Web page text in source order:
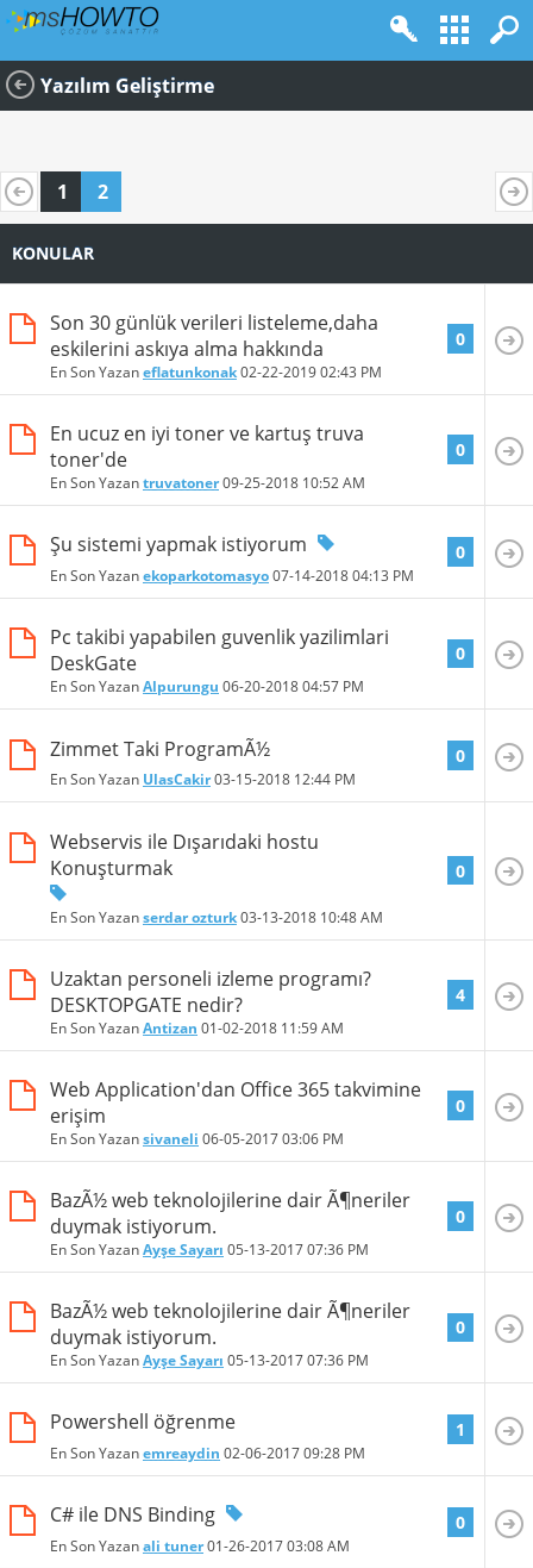
Yazılım Geliştirme
1 2
KONULAR
Son 30 günlük verileri listeleme,daha
eskilerini askıya alma hakkında
En Son Yazaneflatunkonak02-22-201902:43 PM
0
En ucuz en iyi toner ve kartuş truva
toner'de
En Son Yazantruvatoner09-25-2018 10:52 AM
0
Şu sistemi yapmak istiyorum
En Son Yazanekoparkotomasyo07-14-201804:13 PM
0
Pc takibi yapabilen guvenlik yazilimlari
DeskGate
En Son YazanAlpurungu 06-20-201804:57 PM
0
Zimmet Taki ProgramÃ½
En Son Yazan UlasCakir03-15-2018 12:44 PM
0
Webservis ile Dışarıdaki hostu
Konuşturmak
En Son Yazanserdar ozturk03-13-2018 10:48 AM
0
Uzaktan personeli izleme programı?
DESKTOPGATE nedir?
En Son YazanAntizan 01-02-2018 11:59 AM
4
Web Application'dan Office 365 takvimine
erişim
En Son Yazansivaneli 06-05-201703:06 PM
0
BazÃ½ web teknolojilerine dair Ã¶neriler
duymak istiyorum.
En Son YazanAyşe Sayarı 05-13-201707:36 PM
0
BazÃ½ web teknolojilerine dair Ã¶neriler
duymak istiyorum.
En Son YazanAyşe Sayarı 05-13-201707:36 PM
0
Powershell öğrenme
En Son Yazanemreaydin 02-06-201709:28 PM
1
C# ile DNS Binding
En Son Yazanali tuner01-26-201703:08 AM
0